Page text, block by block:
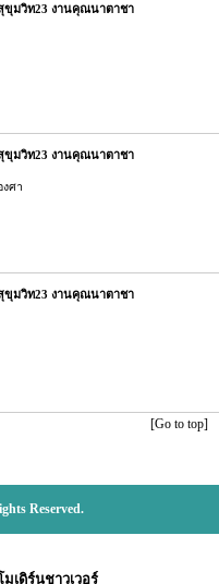
ขุมวิท23 งานคุณนาตาชา
ขุมวิท23 งานคุณนาตาชา
ศา
ขุมวิท23 งานคุณนาตาชา
[Go to top]
Reserved.
เดิร์นชาวเวอร์